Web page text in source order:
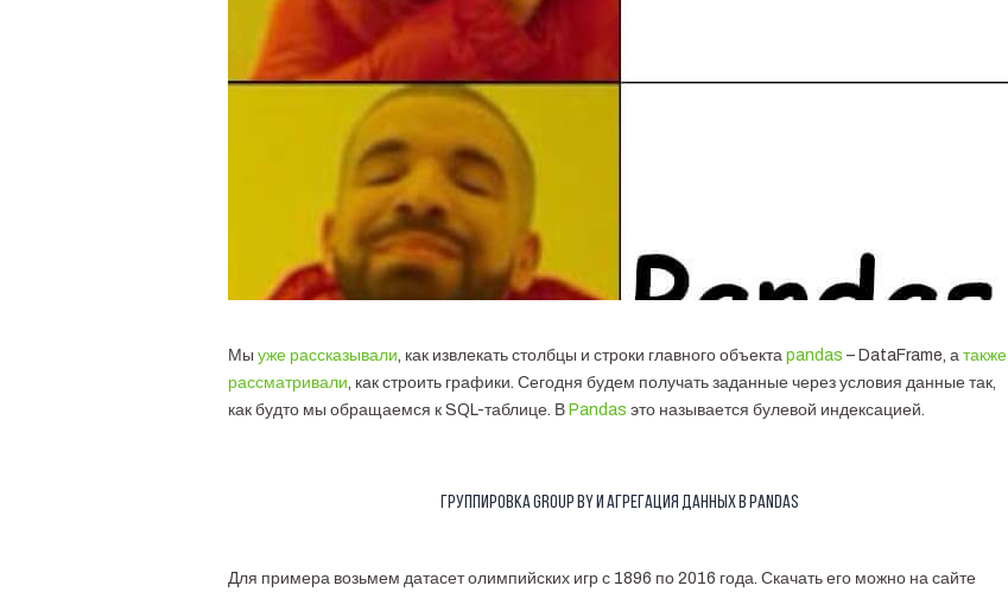
Мы уже рассказывали, как извлекать столбцы и строки главного объекта pandas – DataFrame, а также
рассматривали, как строить графики. Сегодня будем получать заданные через условия данные так,
как будто мы обращаемся к SQL-таблице. В Pandas это называется булевой индексацией.
Группировка Group By и агрегация данных в Pandas
Для примера возьмем датасет олимпийских игр с 1896 по 2016 года. Скачать его можно на сайте